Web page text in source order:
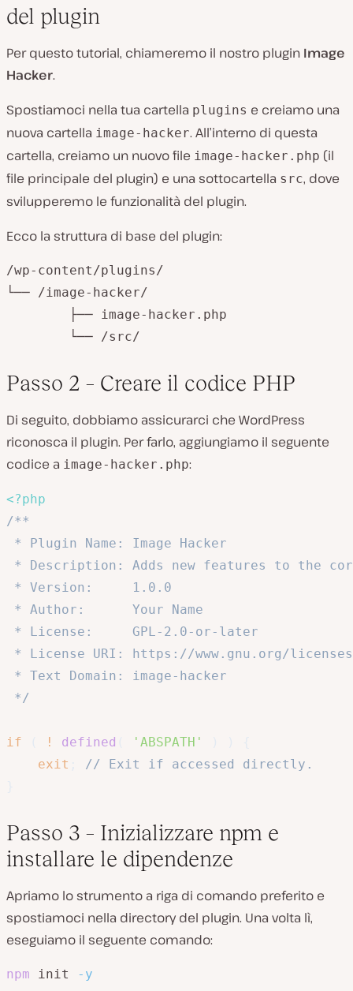
del plugin
Per questo tutorial, chiameremo il nostro plugin Image
Hacker.
Spostiamoci nella tua cartella plugins e creiamo una
nuova cartella image-hacker. All’interno di questa
cartella, creiamo un nuovo file image-hacker.php (il
file principale del plugin) e una sottocartella src, dove
svilupperemo le funzionalità del plugin.
Ecco la struttura di base del plugin:
/wp-content/plugins/
└── /image-hacker/
	└── /src/
Passo 2 – Creare il codice PHP
Di seguito, dobbiamo assicurarci che WordPress
riconosca il plugin. Per farlo, aggiungiamo il seguente
codice a image-hacker.php:
<?php
/**
* Plugin Name: Image Hacker
* Description: Adds new features to the
* Version:     1.0.0
* Author:      Your Name
* License:     GPL-2.0-or-later
* License URI: https://www.gnu.org/
* Text Domain: image-hacker
*/
if ! defined 'ABSPATH'
exit
// Exit if accessed directly.
Passo 3 – Inizializzare npm e
installare le dipendenze
Apriamo lo strumento a riga di comando preferito e
spostiamoci nella directory del plugin. Una volta lì,
eseguiamo il seguente comando:
npm init -y